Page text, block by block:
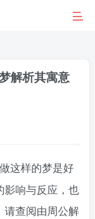
解析其寓意
这样的梦是好
影响与反应，也
请查阅由周公解